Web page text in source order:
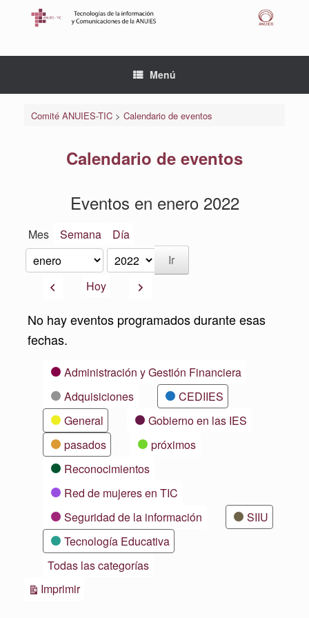
Menú
Comité ANUIES-TIC> Calendario de eventos
Calendario de eventos
Eventos en enero 2022
Mes Semana Día
Mes
Año
AnteriorHoy Siguiente
No hay eventos programados durante esas
fechas.
CategoríasAdministración y Gestión Financiera
Adquisiciones
CEDIIES
General
Gobierno en las IES
pasados
próximos
Reconocimientos
Red de mujeres en TIC
Seguridad de la información
SIIU
Tecnología Educativa
Todas las categorías
ImprimirVistas